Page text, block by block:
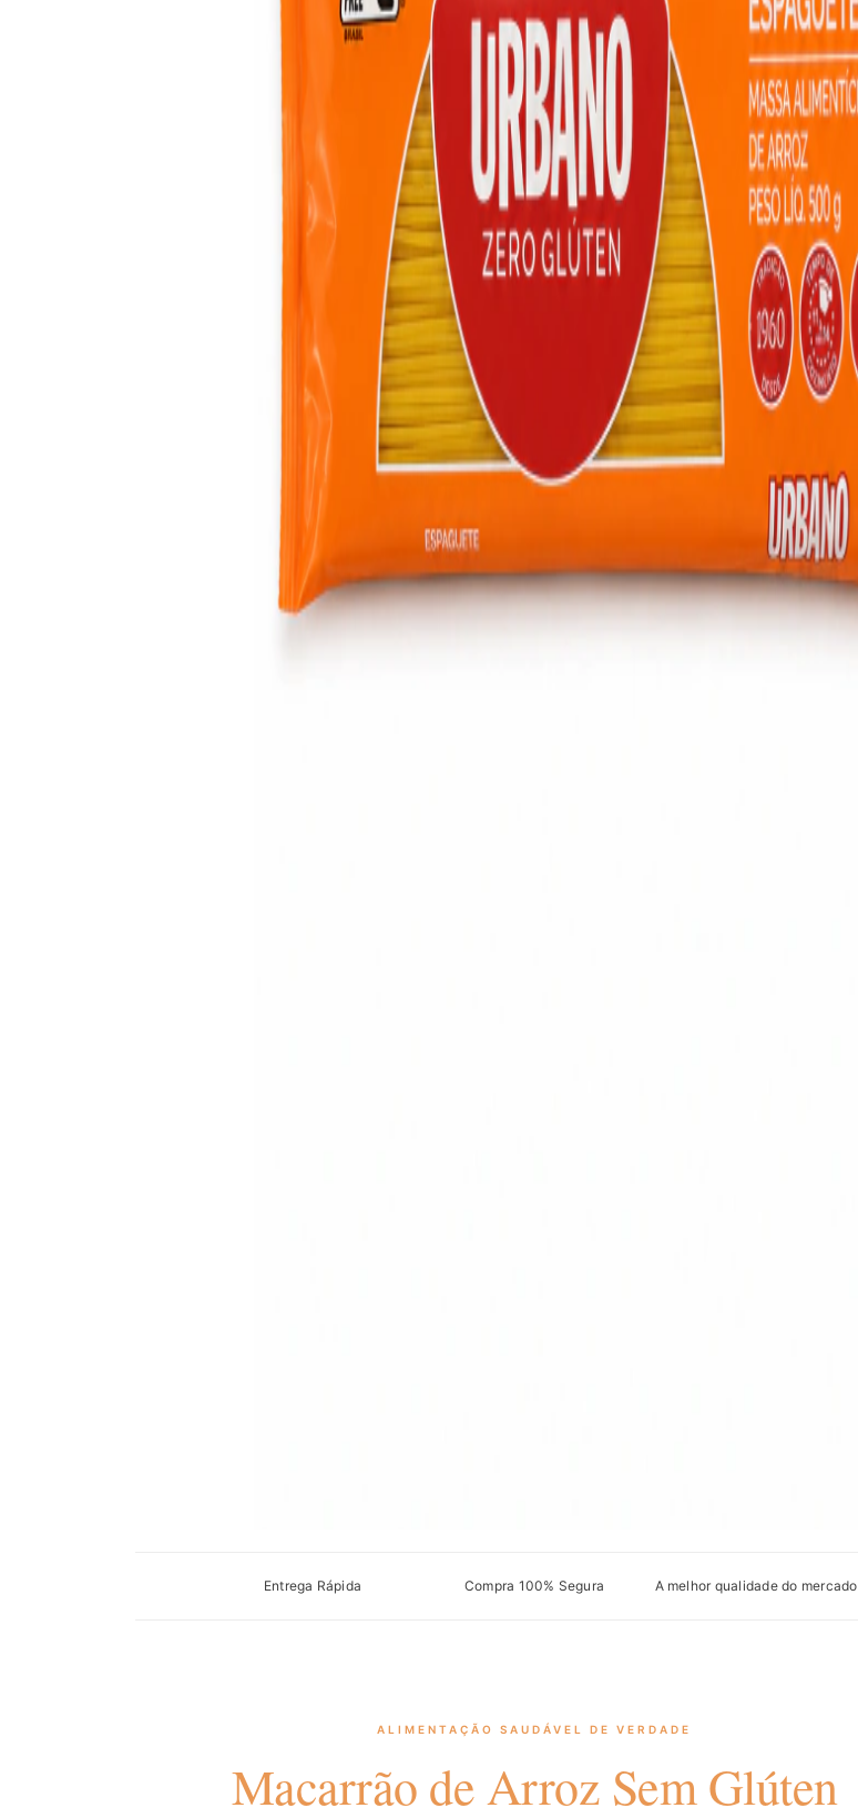
Entrega Rápida Compra 100% Segura A melhor qualidade do mercado
ALIMENTAÇÃO SAUDÁVEL DE VERDADE
Macarrão de Arroz Sem Glúten